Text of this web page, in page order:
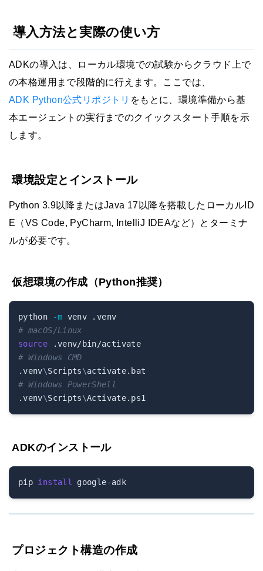
導入方法と実際の使い方
ADKの導入は、ローカル環境での試験からクラウド上で
の本格運用まで段階的に行えます。ここでは、
ADK Python公式リポジトリ をもとに、環境準備から基
本エージェントの実行までのクイックスタート手順を示
します。
環境設定とインストール
Python 3.9以降またはJava 17以降を搭載したローカルID
E（VS Code, PyCharm, IntelliJ IDEAなど）とターミナ
ルが必要です。
仮想環境の作成（Python推奨）
python -m
# macOS/Linux
source
# Windows CMD
.venv\Scripts\
# Windows PowerShell
.venv\Scripts\
ADKのインストール
pip install google-adk
プロジェクト構造の作成